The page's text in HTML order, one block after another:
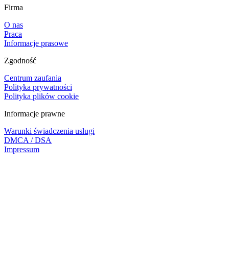
Firma
O nas
Praca
Informacje prasowe
Zgodność
Centrum zaufania
Polityka prywatności
Polityka plików cookie
Informacje prawne
Warunki świadczenia usługi
DMCA / DSA
Impressum